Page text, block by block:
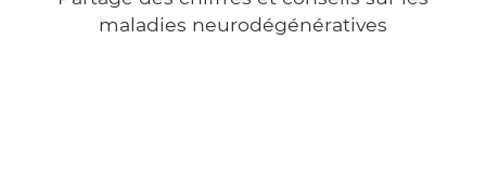
maladies neurodégénératives